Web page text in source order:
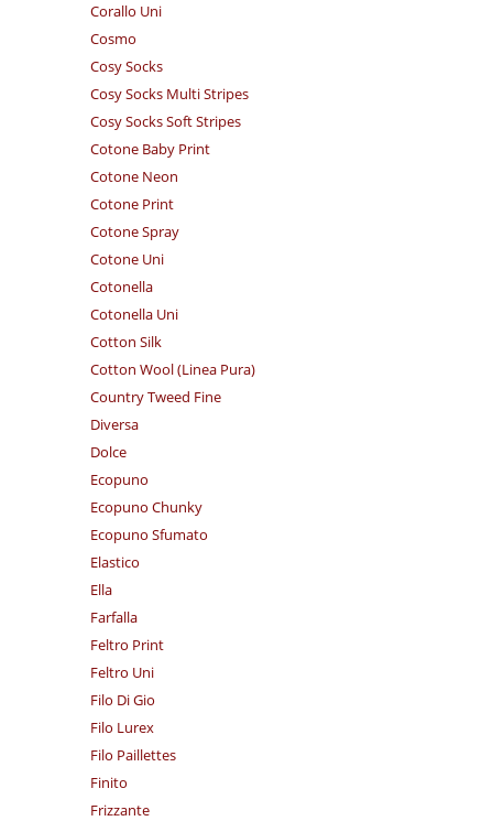
Corallo Uni
Cosmo
Cosy Socks
Cosy Socks Multi Stripes
Cosy Socks Soft Stripes
Cotone Baby Print
Cotone Neon
Cotone Print
Cotone Spray
Cotone Uni
Cotonella
Cotonella Uni
Cotton Silk
Cotton Wool (Linea Pura)
Country Tweed Fine
Diversa
Dolce
Ecopuno
Ecopuno Chunky
Ecopuno Sfumato
Elastico
Ella
Farfalla
Feltro Print
Feltro Uni
Filo Di Gio
Filo Lurex
Filo Paillettes
Finito
Frizzante